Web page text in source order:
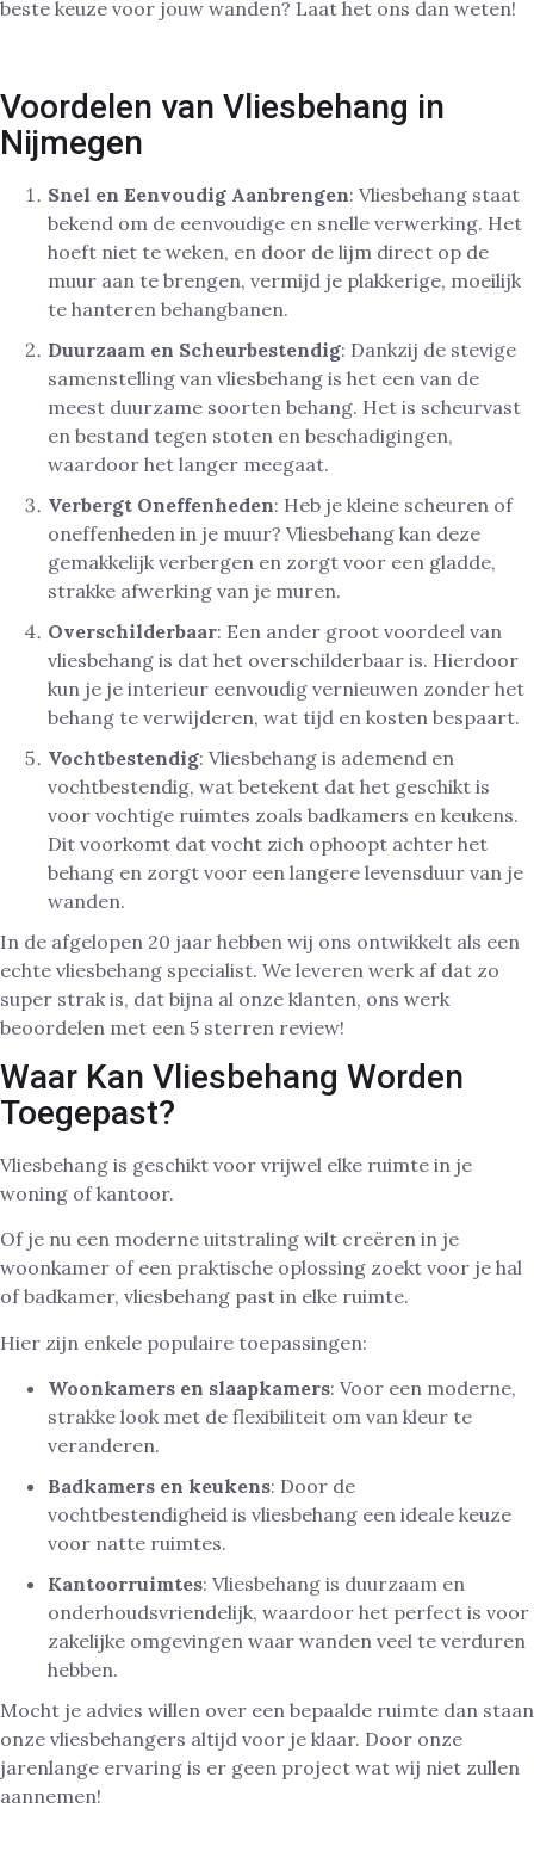
beste keuze voor jouw wanden? Laat het ons dan weten!
Voordelen van Vliesbehang in
Nijmegen
Snel en Eenvoudig Aanbrengen: Vliesbehang staat
bekend om de eenvoudige en snelle verwerking. Het
hoeft niet te weken, en door de lijm direct op de
muur aan te brengen, vermijd je plakkerige, moeilijk
te hanteren behangbanen.
Duurzaam en Scheurbestendig: Dankzij de stevige
samenstelling van vliesbehang is het een van de
meest duurzame soorten behang. Het is scheurvast
en bestand tegen stoten en beschadigingen,
waardoor het langer meegaat.
Verbergt Oneffenheden: Heb je kleine scheuren of
oneffenheden in je muur? Vliesbehang kan deze
gemakkelijk verbergen en zorgt voor een gladde,
strakke afwerking van je muren.
Overschilderbaar: Een ander groot voordeel van
vliesbehang is dat het overschilderbaar is. Hierdoor
kun je je interieur eenvoudig vernieuwen zonder het
behang te verwijderen, wat tijd en kosten bespaart.
Vochtbestendig: Vliesbehang is ademend en
vochtbestendig, wat betekent dat het geschikt is
voor vochtige ruimtes zoals badkamers en keukens.
Dit voorkomt dat vocht zich ophoopt achter het
behang en zorgt voor een langere levensduur van je
wanden.
In de afgelopen 20 jaar hebben wij ons ontwikkelt als een
echte vliesbehang specialist. We leveren werk af dat zo
super strak is, dat bijna al onze klanten, ons werk
beoordelen met een 5 sterren review!
Waar Kan Vliesbehang Worden
Toegepast?
Vliesbehang is geschikt voor vrijwel elke ruimte in je
woning of kantoor.
Of je nu een moderne uitstraling wilt creëren in je
woonkamer of een praktische oplossing zoekt voor je hal
of badkamer, vliesbehang past in elke ruimte.
Hier zijn enkele populaire toepassingen:
Woonkamers en slaapkamers: Voor een moderne,
strakke look met de flexibiliteit om van kleur te
veranderen.
Badkamers en keukens: Door de
vochtbestendigheid is vliesbehang een ideale keuze
voor natte ruimtes.
Kantoorruimtes: Vliesbehang is duurzaam en
onderhoudsvriendelijk, waardoor het perfect is voor
zakelijke omgevingen waar wanden veel te verduren
hebben.
Mocht je advies willen over een bepaalde ruimte dan staan
onze vliesbehangers altijd voor je klaar. Door onze
jarenlange ervaring is er geen project wat wij niet zullen
aannemen!